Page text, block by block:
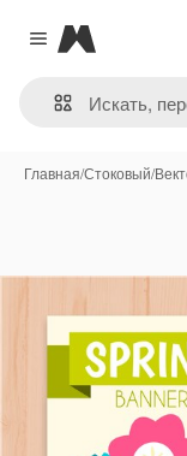
Close menu
Magnific
Главная/Стоковый/